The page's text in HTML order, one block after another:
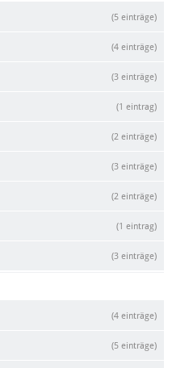
(5 einträge)
(4 einträge)
(3 einträge)
(1 eintrag)
(2 einträge)
(3 einträge)
(2 einträge)
(1 eintrag)
(3 einträge)
(4 einträge)
(5 einträge)